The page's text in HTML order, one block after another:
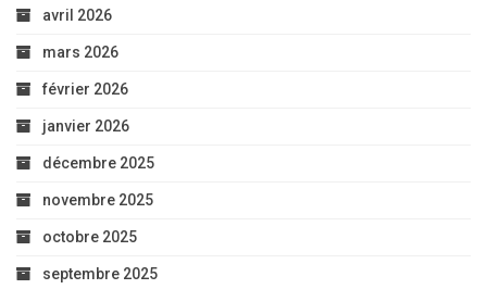
avril 2026
mars 2026
février 2026
janvier 2026
décembre 2025
novembre 2025
octobre 2025
septembre 2025